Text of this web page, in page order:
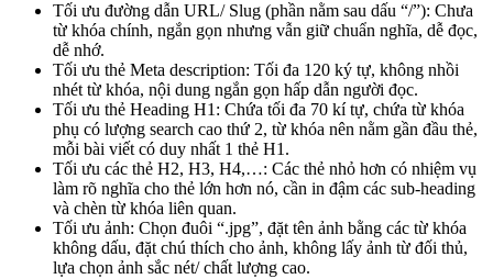
Tối ưu đường dẫn URL/ Slug (phần nằm sau dấu “/”): Chưa
từ khóa chính, ngắn gọn nhưng vẫn giữ chuẩn nghĩa, dễ đọc,
dễ nhớ.
Tối ưu thẻ Meta description: Tối đa 120 ký tự, không nhồi
nhét từ khóa, nội dung ngắn gọn hấp dẫn người đọc.
Tối ưu thẻ Heading H1: Chứa tối đa 70 kí tự, chứa từ khóa
phụ có lượng search cao thứ 2, từ khóa nên nằm gần đầu thẻ,
mỗi bài viết có duy nhất 1 thẻ H1.
Tối ưu các thẻ H2, H3, H4,…: Các thẻ nhỏ hơn có nhiệm vụ
làm rõ nghĩa cho thẻ lớn hơn nó, cần in đậm các sub-heading
và chèn từ khóa liên quan.
Tối ưu ảnh: Chọn đuôi “.jpg”, đặt tên ảnh bằng các từ khóa
không dấu, đặt chú thích cho ảnh, không lấy ảnh từ đối thủ,
lựa chọn ảnh sắc nét/ chất lượng cao.